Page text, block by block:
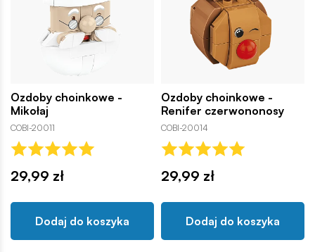
Ozdoby choinkowe -
Mikołaj
COBI-20011
29,99 zł
Dodaj do koszyka
Ozdoby choinkowe -
Renifer czerwononosy
COBI-20014
29,99 zł
Dodaj do koszyka